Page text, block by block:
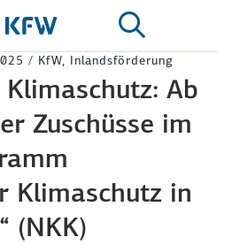
Hauptinhalt
/ KfW, Inlandsförderung
Ab
Zuschüsse im
Klimaschutz in
(NKK)